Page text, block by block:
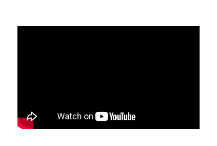
CONTATTACI